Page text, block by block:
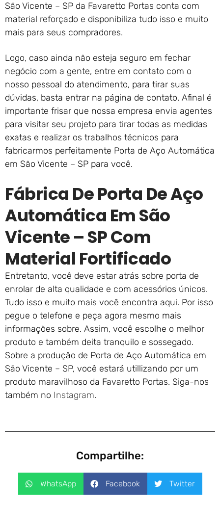
São Vicente – SP da Favaretto Portas conta com
material reforçado e disponibiliza tudo isso e muito
mais para seus compradores.
Logo, caso ainda não esteja seguro em fechar
negócio com a gente, entre em contato com o
nosso pessoal do atendimento, para tirar suas
dúvidas, basta entrar na página de contato. Afinal é
importante frisar que nossa empresa envia agentes
para visitar seu projeto para tirar todas as medidas
exatas e realizar os trabalhos técnicos para
fabricarmos perfeitamente Porta de Aço Automática
em São Vicente – SP para você.
Fábrica De Porta De Aço
Automática Em São
Vicente – SP Com
Material Fortificado
Entretanto, você deve estar atrás sobre porta de
enrolar de alta qualidade e com acessórios únicos.
Tudo isso e muito mais você encontra aqui. Por isso
pegue o telefone e peça agora mesmo mais
informações sobre. Assim, você escolhe o melhor
produto e também deita tranquilo e sossegado.
Sobre a produção de Porta de Aço Automática em
São Vicente – SP, você estará utillizando por um
produto maravilhoso da Favaretto Portas. Siga-nos
também no Instagram.
Compartilhe:
WhatsApp Facebook Twitter